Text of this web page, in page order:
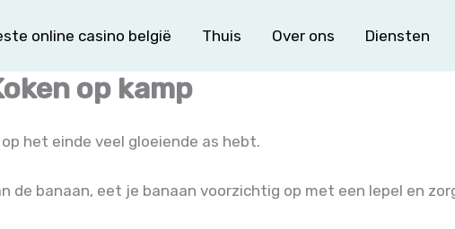
online casino belgië Thuis Over ons Diensten
op kamp
het einde veel gloeiende as hebt.
de banaan, eet je banaan voorzichtig op met een lepel en